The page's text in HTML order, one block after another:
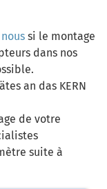
si le montage
dans nos
an das KERN
de votre
suite à